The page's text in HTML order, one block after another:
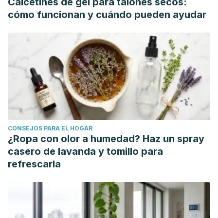
cómo funcionan y cuándo pueden ayudar
CONSEJOS PARA EL HOGAR
¿Ropa con olor a humedad? Haz un spray
casero de lavanda y tomillo para
refrescarla